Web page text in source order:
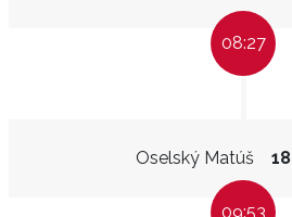
08:27
Oselský Matúš
09:53